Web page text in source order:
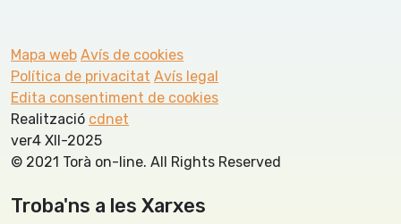
Mapa web Avís de cookies
Política de privacitat Avís legal
Edita consentiment de cookies
Realització cdnet
ver4 XII-2025
© 2021 Torà on-line. All Rights Reserved
Troba'ns a les Xarxes